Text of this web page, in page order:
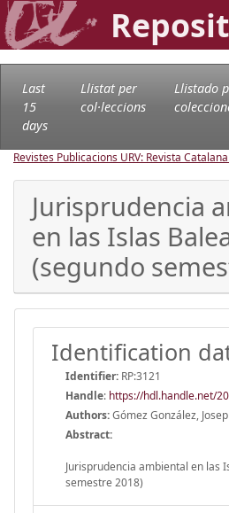
Last
15
days
Llistat per
col·leccions
Llistado
Revistes Publicacions URV: Revista
Jurisprudencia
en las Islas
(segundo
Identification
Identifier: RP:3121
Handle: https://hdl.handle.net/
Authors:Gómez González,
Abstract:
Jurisprudencia ambiental en las
semestre 2018)